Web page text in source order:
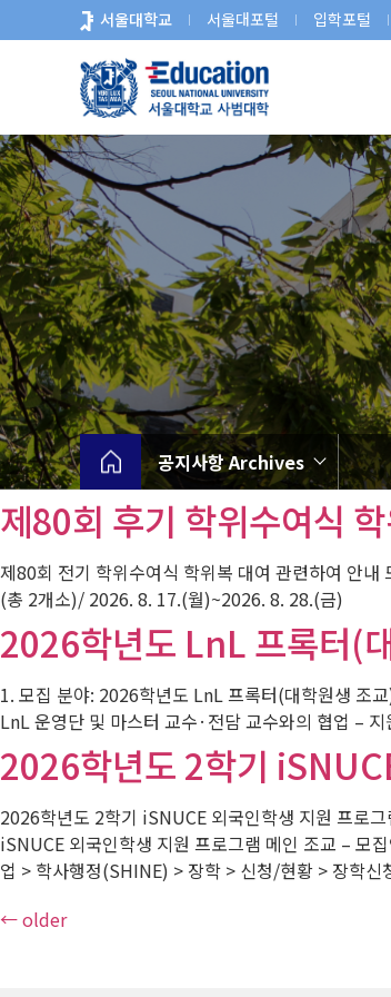
로
뉴
서울대학교 서울대포털 입학포털
공지사항 Archives
제80회 후기 학위수여식
제80회 전기 학위수여식 학위복 대여 관련하여
(총 2개소)/ 2026. 8. 17.(월)~2026. 8. 28.(금
2026학년도 LnL 프록터(
1. 모집 분야: 2026학년도 LnL 프록터(대학원생 조
LnL 운영단 및 마스터 교수·전담 교수와의 협업 –
2026학년도 2학기
2026학년도 2학기 iSNUCE 외국인학생 지원 프로
iSNUCE 외국인학생 지원 프로그램 메인 조교 – 모
업 > 학사행정(SHINE) > 장학 > 신청/현황 > 장학
←older